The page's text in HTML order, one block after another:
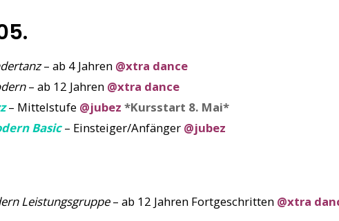
– ab 4 Jahren @xtra dance
– ab 12 Jahren @xtra dance
– Mittelstufe @jubez *Kursstart 8. Mai*
Basic – Einsteiger/Anfänger @jubez
Leistungsgruppe– ab 12 Jahren Fortgeschritten @xtra